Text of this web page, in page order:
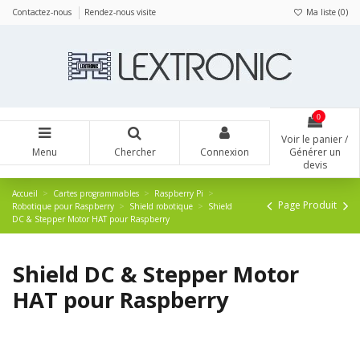
Contactez-nous Rendez-nous visite Ma liste (0)
Menu Chercher Connexion
0
Voir le panier /
Générer un
devis
Accueil Cartes programmables
Raspberry Pi
Robotique pour Raspberry
Shield robotique
Shield
DC & Stepper Motor HAT pour Raspberry
Page Produit
Shield DC & Stepper Motor
HAT pour Raspberry
Panneau de gestion des cookies